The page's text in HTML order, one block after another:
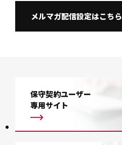
メルマガ配信設定はこちら
保守契約ユーザー
専用サイト